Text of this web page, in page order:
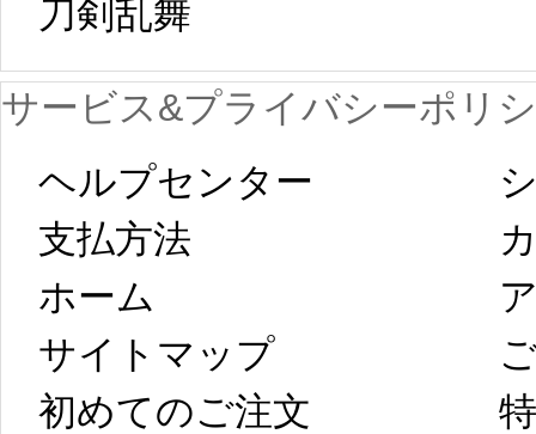
が一時停止いた
します。 2月5日
以後のご注文
は、2月25日から
コスプレ制作、
プレ
新春
字半
第二
刀剣乱舞
サービス&プライバシーポリ
ヘルプセンター
支払方法
ホーム
サイトマップ
初めてのご注文